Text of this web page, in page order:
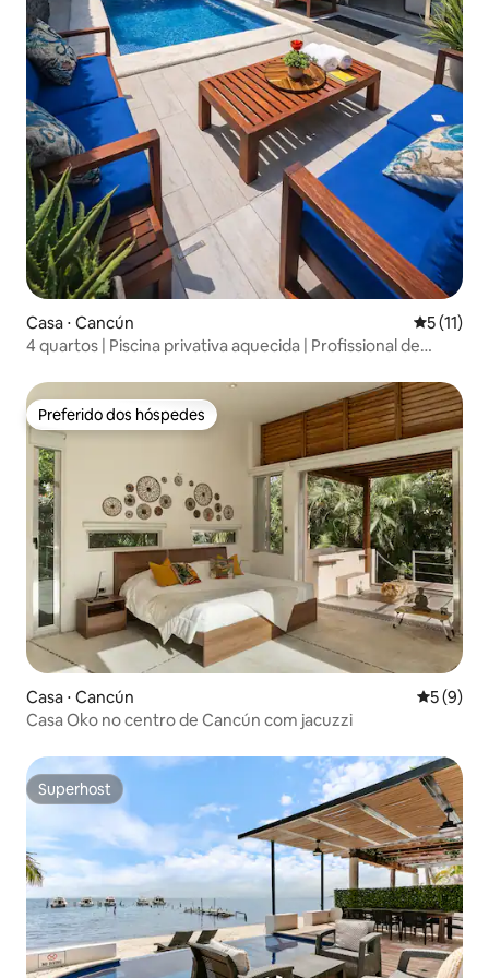
Casa ⋅ Cancún 5 de uma
5 (11)
4 quartos | Piscina privativa aquecida | Profissional de
Preferido dos hóspedes
Preferido dos hóspedes
Casa ⋅ Cancún 5 de
5 (9)
Casa Oko no centro de Cancún com jacuzzi
Superhost
Superhost